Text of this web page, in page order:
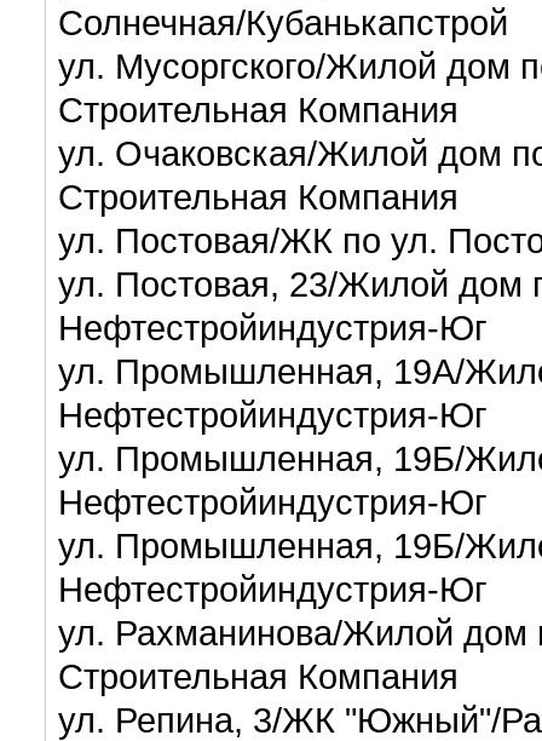
Солнечная/Кубанькапстрой
ул. Мусоргского/Жилой дом
Строительная Компания
ул. Очаковская/Жилой дом
Строительная Компания
ул. Постовая/ЖК по ул.
ул. Постовая, 23/Жилой дом
Нефтестройиндустрия-Юг
ул. Промышленная, 19А/
Нефтестройиндустрия-Юг
ул. Промышленная, 19Б/
Нефтестройиндустрия-Юг
ул. Промышленная, 19Б/
Нефтестройиндустрия-Юг
ул. Рахманинова/Жилой
Строительная Компания
ул. Репина, 3/ЖК "Южный"/